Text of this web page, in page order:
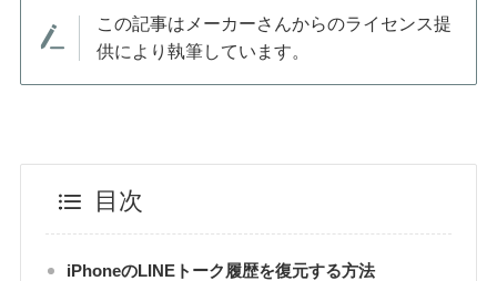
この記事はメーカーさんからのライセンス提
供により執筆しています。
目次
iPhoneのLINEトーク履歴を復元する方法